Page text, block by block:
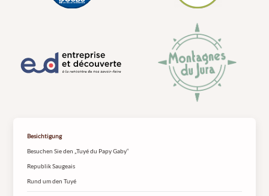
Besichtigung
Besuchen Sie den „Tuyé du Papy Gaby“
Republik Saugeais
Rund um den Tuyé